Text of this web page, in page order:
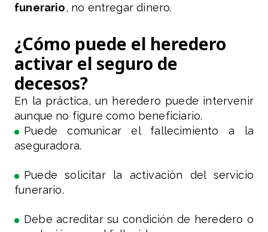
funerario, no entregar dinero.
¿Cómo puede el heredero
activar el seguro de
decesos?
En la práctica, un heredero puede intervenir
aunque no figure como beneficiario.
Puede comunicar el fallecimiento a la
aseguradora.
Puede solicitar la activación del servicio
funerario.
Debe acreditar su condición de heredero o